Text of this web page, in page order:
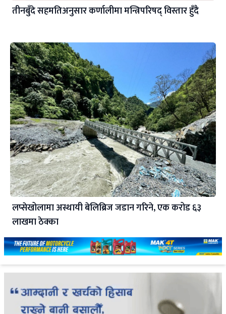
तीनबुँदे सहमतिअनुसार कर्णालीमा मन्त्रिपरिषद् विस्तार हुँदै
लप्सेखोलामा अस्थायी बेलिब्रिज जडान गरिने, एक करोड ६३
लाखमा ठेक्का